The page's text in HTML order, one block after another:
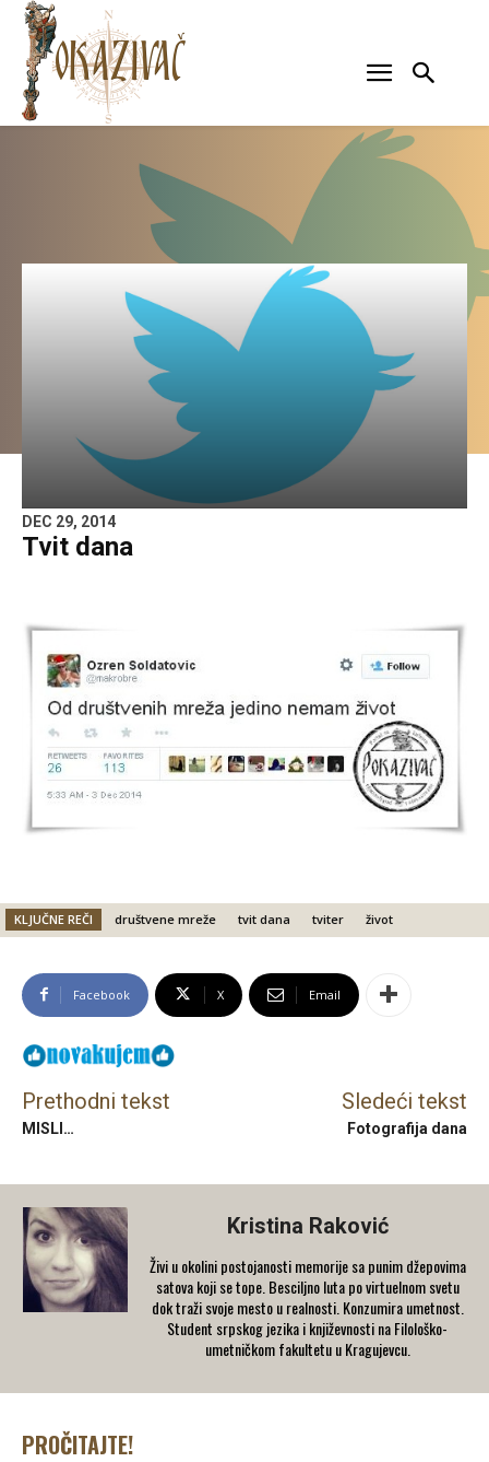
DEC 29, 2014
Tvit dana
KLJUČNE REČI društvene mreže tvit dana tviter život
Facebook X Email
Prethodni tekst
MISLI…
Sledeći tekst
Fotografija dana
Kristina Raković
Živi u okolini postojanosti memorije sa punim džepovima
satova koji se tope. Besciljno luta po virtuelnom svetu
dok traži svoje mesto u realnosti. Konzumira umetnost.
Student srpskog jezika i književnosti na Filološko-
umetničkom fakultetu u Kragujevcu.
PROČITAJTE!